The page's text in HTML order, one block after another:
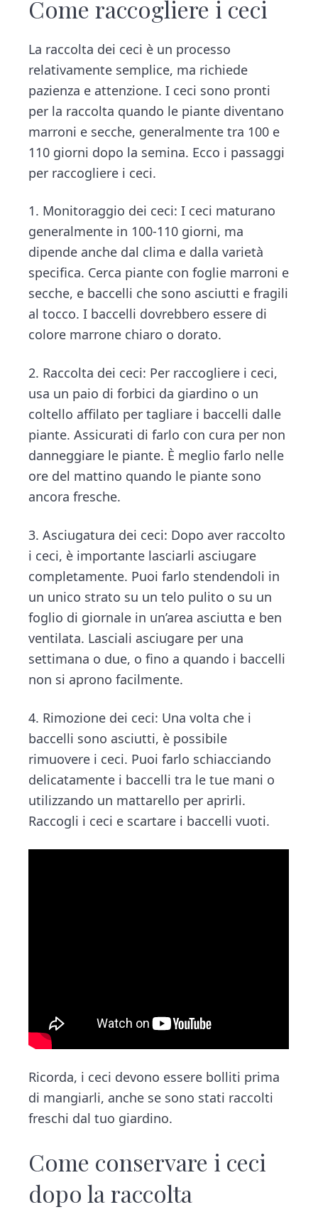
Come raccogliere i ceci
La raccolta dei ceci è un processo
relativamente semplice, ma richiede
pazienza e attenzione. I ceci sono pronti
per la raccolta quando le piante diventano
marroni e secche, generalmente tra 100 e
110 giorni dopo la semina. Ecco i passaggi
per raccogliere i ceci.
1. Monitoraggio dei ceci: I ceci maturano
generalmente in 100-110 giorni, ma
dipende anche dal clima e dalla varietà
specifica. Cerca piante con foglie marroni e
secche, e baccelli che sono asciutti e fragili
al tocco. I baccelli dovrebbero essere di
colore marrone chiaro o dorato.
2. Raccolta dei ceci: Per raccogliere i ceci,
usa un paio di forbici da giardino o un
coltello affilato per tagliare i baccelli dalle
piante. Assicurati di farlo con cura per non
danneggiare le piante. È meglio farlo nelle
ore del mattino quando le piante sono
ancora fresche.
3. Asciugatura dei ceci: Dopo aver raccolto
i ceci, è importante lasciarli asciugare
completamente. Puoi farlo stendendoli in
un unico strato su un telo pulito o su un
foglio di giornale in un’area asciutta e ben
ventilata. Lasciali asciugare per una
settimana o due, o fino a quando i baccelli
non si aprono facilmente.
4. Rimozione dei ceci: Una volta che i
baccelli sono asciutti, è possibile
rimuovere i ceci. Puoi farlo schiacciando
delicatamente i baccelli tra le tue mani o
utilizzando un mattarello per aprirli.
Raccogli i ceci e scartare i baccelli vuoti.
Ricorda, i ceci devono essere bolliti prima
di mangiarli, anche se sono stati raccolti
freschi dal tuo giardino.
Come conservare i ceci
dopo la raccolta